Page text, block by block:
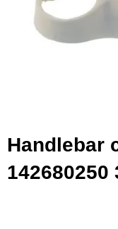
Handlebar
142680250